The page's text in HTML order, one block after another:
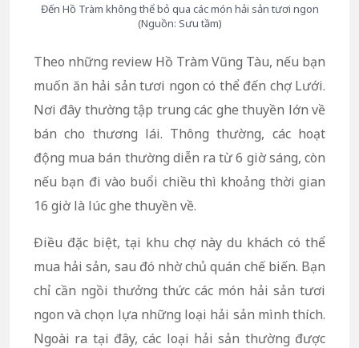
Đến Hồ Tràm không thể bỏ qua các món hải sản tươi ngon
(Nguồn: Sưu tầm)
Theo những review Hồ Tràm Vũng Tàu, nếu bạn
muốn ăn hải sản tươi ngon có thể đến chợ Lưới.
Nơi đây thường tập trung các ghe thuyền lớn về
bán cho thương lái. Thông thường, các hoạt
động mua bán thường diễn ra từ 6 giờ sáng, còn
nếu bạn đi vào buổi chiều thì khoảng thời gian
16 giờ là lúc ghe thuyền về.
Điều đặc biệt, tại khu chợ này du khách có thể
mua hải sản, sau đó nhờ chủ quán chế biến. Bạn
chỉ cần ngồi thưởng thức các món hải sản tươi
ngon và chọn lựa những loại hải sản mình thích.
Ngoài ra tại đây, các loại hải sản thường được